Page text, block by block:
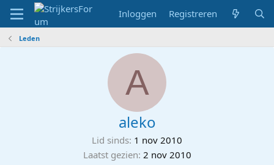
Inloggen Registreren
Leden
A
aleko
Lid sinds 1 nov 2010
Laatst gezien 2 nov 2010